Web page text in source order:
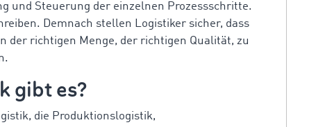
und Steuerung der einzelnen Prozessschritte.
Demnach stellen Logistiker sicher, dass
der richtigen Menge, der richtigen Qualität, zu
gibt es?
die Produktionslogistik,